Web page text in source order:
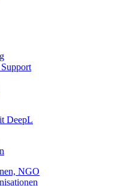
DeepL
NGO